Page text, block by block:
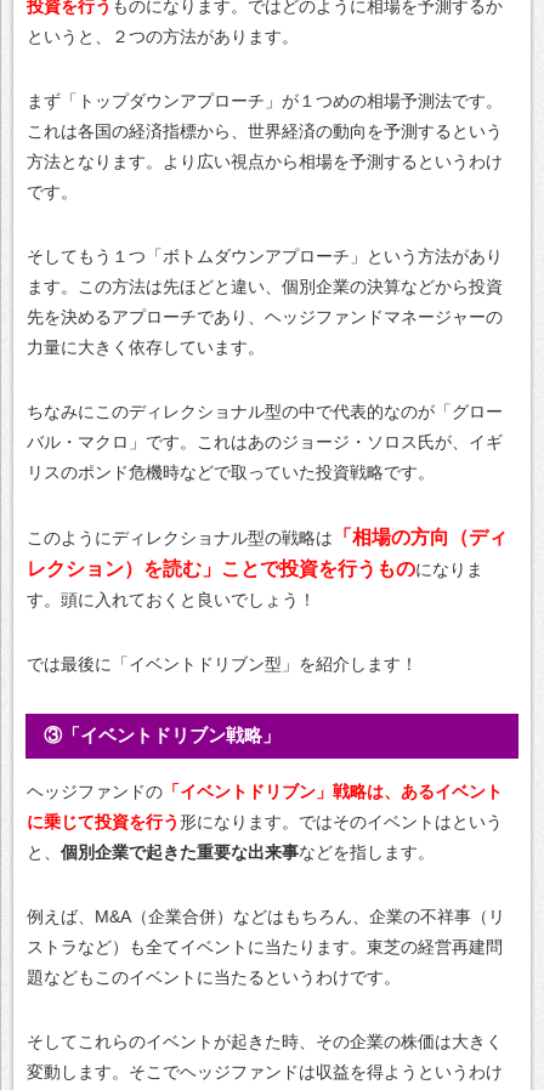
投資を行う ものになります。ではどのように相場を予測するか
というと、２つの方法があります。
まず「トップダウンアプローチ」が１つめの相場予測法です。
これは各国の経済指標から、世界経済の動向を予測するという
方法となります。より広い視点から相場を予測するというわけ
です。
そしてもう１つ「ボトムダウンアプローチ」という方法があり
ます。この方法は先ほどと違い、個別企業の決算などから投資
先を決めるアプローチであり、ヘッジファンドマネージャーの
力量に大きく依存しています。
ちなみにこのディレクショナル型の中で代表的なのが「グロー
バル・マクロ」です。これはあのジョージ・ソロス氏が、イギ
リスのポンド危機時などで取っていた投資戦略です。
このようにディレクショナル型の戦略は 「相場の方向（ディ
レクション）を読む」ことで投資を行うものになりま
す。頭に入れておくと良いでしょう！
では最後に「イベントドリブン型」を紹介します！
③「イベントドリブン戦略」
ヘッジファンドの 「イベントドリブン」戦略は、あるイベント
に乗じて投資を行う形になります。ではそのイベントはという
と、 個別企業で起きた重要な出来事などを指します。
例えば、M&A（企業合併）などはもちろん、企業の不祥事（リ
ストラなど）も全てイベントに当たります。東芝の経営再建問
題などもこのイベントに当たるというわけです。
そしてこれらのイベントが起きた時、その企業の株価は大きく
変動します。そこでヘッジファンドは収益を得ようというわけ